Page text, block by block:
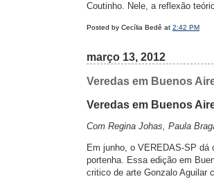
Coutinho. Nele, a reflexão
Posted by Cecília Bedê at 2:42 PM
março 13, 2012
Veredas em Buenos
Veredas em Buenos
Com Regina Johas, Paula
Em junho, o VEREDAS-SP dá
portenha. Essa edição em
critico de arte Gonzalo Aguilar